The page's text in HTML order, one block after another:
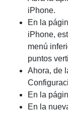
iPhone.
En la
iPhone,
menú
puntos
Ahora, de
En la
En la